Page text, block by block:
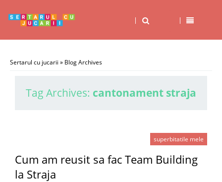
Sertarul cu jucarii » Blog Archives
Tag Archives: cantonament straja
superbitatile mele
Cum am reusit sa fac Team Building
la Straja